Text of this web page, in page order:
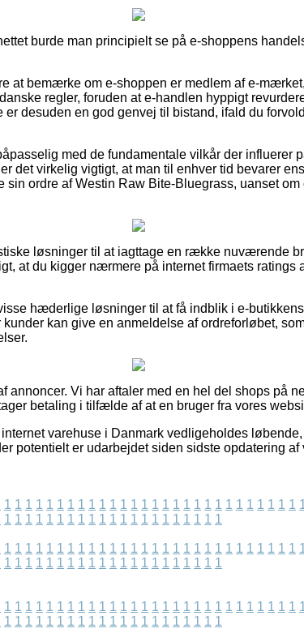
burde man principielt se på e-shoppens
at bemærke om e-shoppen er medlem af e-
regler, foruden at e-handlen hyppigt
desuden en god genvej til bistand, ifald du
med de fundamentale vilkår der influerer
det virkelig vigtigt, at man til enhver tid bevarer
ordre af Westin Raw Bite-Bluegrass, uanset om
løsninger til at iagttage en række nuværende
at du kigger nærmere på internet firmaets ratings
hæderlige løsninger til at få indblik i e-
kan give en anmeldelse af ordreforløbet,
annoncer. Vi har aftaler med en hel del shops på
betaling i tilfælde af at en bruger fra vores
varehuse i Danmark vedligeholdes
potentielt er udarbejdet siden sidste opdatering af
1 1 1 1 1 1 1 1 1 1 1 1 1 1 1 1 1 1 1 1 1 1 1 1 1 1 1 1
1 1 1 1 1 1 1 1 1 1 1 1 1 1 1 1 1 1 1 1 1
1 1 1 1 1 1 1 1 1 1 1 1 1 1 1 1 1 1 1 1 1 1 1 1 1 1 1 1
1 1 1 1 1 1 1 1 1 1 1 1 1 1 1 1 1 1 1 1 1
1 1 1 1 1 1 1 1 1 1 1 1 1 1 1 1 1 1 1 1 1 1 1 1 1 1 1 1
1 1 1 1 1 1 1 1 1 1 1 1 1 1 1 1 1 1 1 1 1